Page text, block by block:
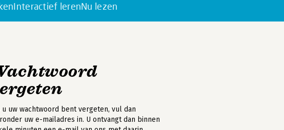
Interactief lerenNu lezen
u uw wachtwoord bent vergeten, vul dan
uw e-mailadres in. U ontvangt dan binnen
Personen